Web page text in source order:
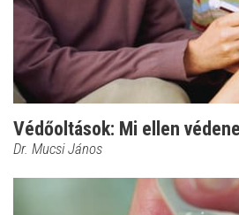
Védőoltások: Mi ellen
Dr. Mucsi János